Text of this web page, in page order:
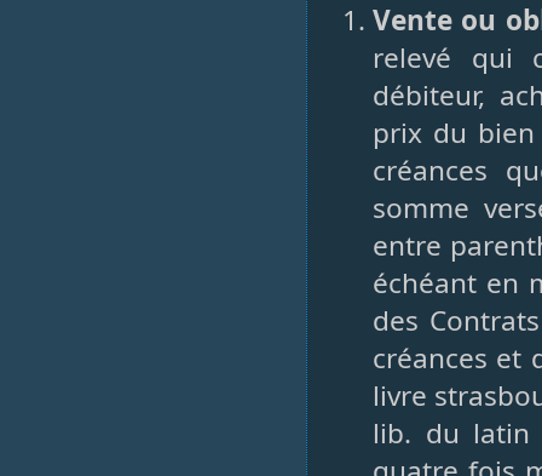
Vente ou
relevé qui
débiteur,
prix du bien
créances
somme
entre
échéant en
des
créances et
livre
lib. du